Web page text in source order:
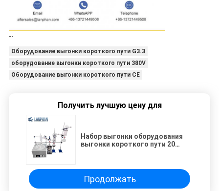
--
Оборудование выгонки короткого пути G3.3
оборудование выгонки короткого пути 380V
Оборудование выгонки короткого пути CE
Получить лучшую цену для
Набор выгонки оборудования
выгонки короткого пути 20
Продолжать